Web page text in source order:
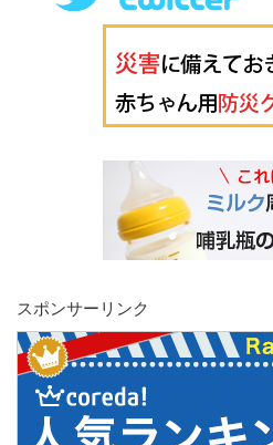
スポンサーリンク